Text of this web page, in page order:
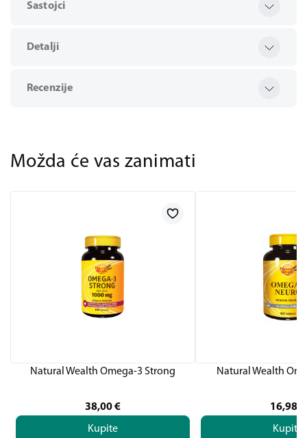
Sastojci
Detalji
Recenzije
Možda će vas zanimati
Natural Wealth Omega-3 Strong
38,00€
Kupite
Natural Wealth
16,98
Kupite